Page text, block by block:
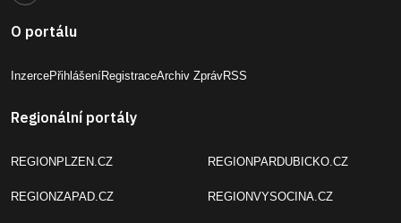
O portálu
InzercePřihlášeníRegistraceArchiv ZprávRSS
Regionální portály
REGIONPLZEN.CZ
REGIONZAPAD.CZ
REGIONPARDUBICKO.CZ
REGIONVYSOCINA.CZ